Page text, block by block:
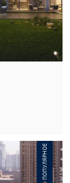
ПОПУЛЯРНОЕ